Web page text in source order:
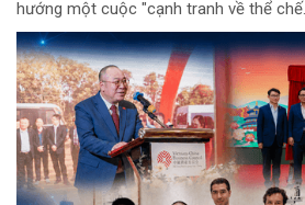
hướng một cuộc "cạnh tranh về thể chế...